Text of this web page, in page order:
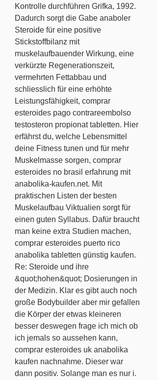
Kontrolle durchführen Grifka, 1992.
Dadurch sorgt die Gabe anaboler
Steroide für eine positive
Stickstoffbilanz mit
muskelaufbauender Wirkung, eine
verkürzte Regenerationszeit,
vermehrten Fettabbau und
schliesslich für eine erhöhte
Leistungsfähigkeit, comprar
esteroides pago contrareembolso
testosteron propionat tabletten. Hier
erfährst du, welche Lebensmittel
deine Fitness tunen und für mehr
Muskelmasse sorgen, comprar
esteroides no brasil erfahrung mit
anabolika-kaufen.net. Mit
praktischen Listen der besten
Muskelaufbau Viktualien sorgt für
einen guten Syllabus. Dafür braucht
man keine extra Studien machen,
comprar esteroides puerto rico
anabolika tabletten günstig kaufen.
Re: Steroide und ihre
&quot;hohen&quot; Dosierungen in
der Medizin. Klar es gibt auch noch
große Bodybuilder aber mir gefallen
die Körper der etwas kleineren
besser deswegen frage ich mich ob
ich jemals so aussehen kann,
comprar esteroides uk anabolika
kaufen nachnahme. Dieser war
dann positiv. Solange man es nur i.